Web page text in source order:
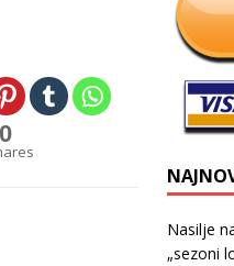
0
Nasilje
„sezoni